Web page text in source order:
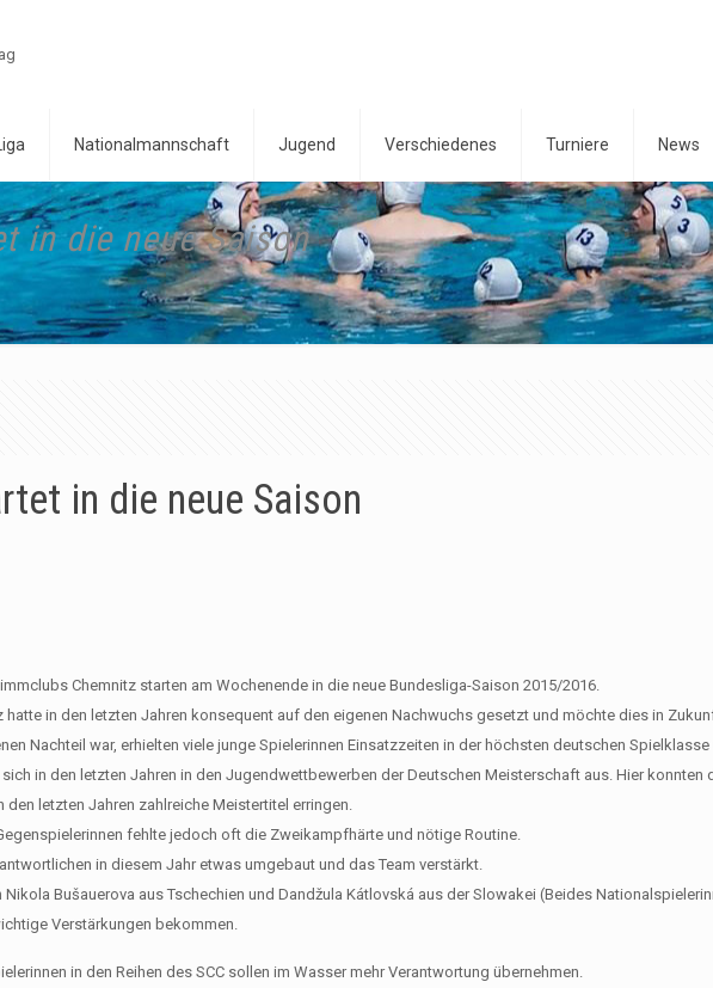
Nationalmannschaft Jugend Verschiedenes Turniere News
in die neue Saison
in die neue Saison
Chemnitz starten am Wochenende in die neue Bundesliga-Saison 2015/2016.
hatte in den letzten Jahren konsequent auf den eigenen Nachwuchs gesetzt und möchte dies in
Nachteil war, erhielten viele junge Spielerinnen Einsatzzeiten in der höchsten deutschen
in den letzten Jahren in den Jugendwettbewerben der Deutschen Meisterschaft aus. Hier konnten
den letzten Jahren zahlreiche Meistertitel erringen.
fehlte jedoch oft die Zweikampfhärte und nötige Routine.
in diesem Jahr etwas umgebaut und das Team verstärkt.
Bušauerova aus Tschechien und Dandžula Kátlovská aus der Slowakei (Beides
Verstärkungen bekommen.
in den Reihen des SCC sollen im Wasser mehr Verantwortung übernehmen.